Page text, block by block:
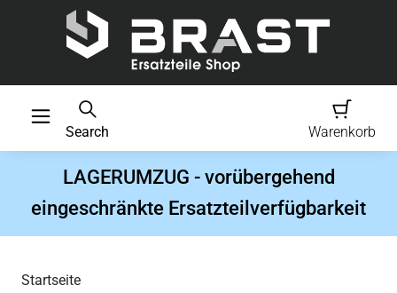
Search Warenkorb
LAGERUMZUG - vorübergehend
eingeschränkte Ersatzteilverfügbarkeit
Startseite